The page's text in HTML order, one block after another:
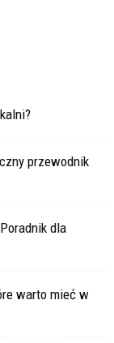
przewodnik
dla
warto mieć w